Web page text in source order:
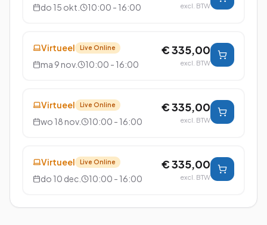
do 15 okt. 10:00 - 16:00 excl. BTW
Virtueel Live Online
ma 9 nov. 10:00 - 16:00
€ 335,00
excl. BTW
Virtueel Live Online
wo 18 nov. 10:00 - 16:00
€ 335,00
excl. BTW
Virtueel Live Online
do 10 dec. 10:00 - 16:00
€ 335,00
excl. BTW